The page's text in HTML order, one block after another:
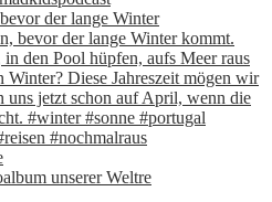
der lange Winter
unserer Weltre